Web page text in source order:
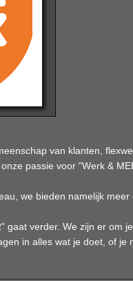
van klanten,
passie voor "Werk &
we bieden namelijk
gaat verder. We zijn er om
in alles wat je doet, of je